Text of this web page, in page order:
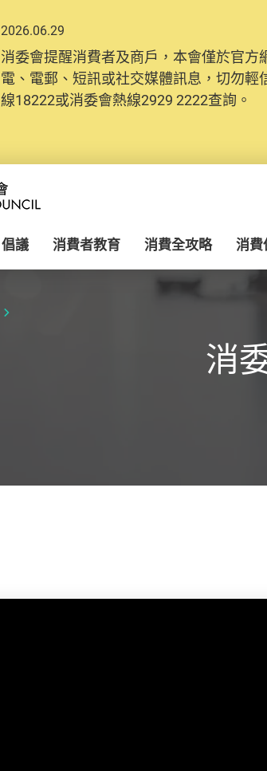
2026.06.29
消委會提醒消費者及商戶，本會僅於官
電、電郵、短訊或社交媒體訊息，切勿
線18222或消委會熱線2929 2222查詢。
倡議 消費者教育 消費全攻略 消費
消